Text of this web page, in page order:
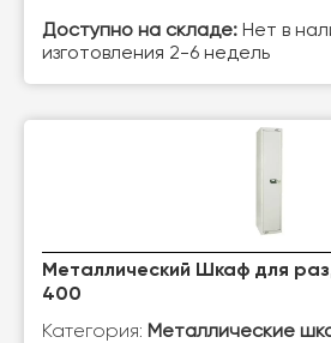
Доступно на складе: Нет в
изготовления 2-6 недель
Металлический Шкаф для
400
Категория: Металлические